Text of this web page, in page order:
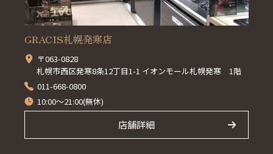
GRACIS札幌発寒店
〒063-0828
札幌市西区発寒8条12丁目1-1 イオンモール札幌発寒 1階
011-668-0800
10:00～21:00(無休)
店舗詳細